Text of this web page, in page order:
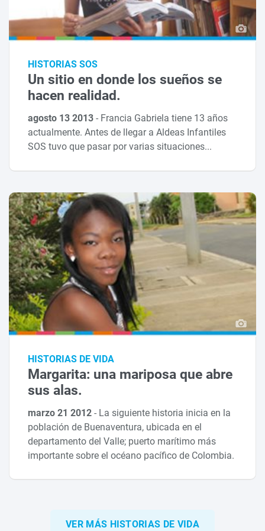
HISTORIAS SOS
Un sitio en donde los sueños se
hacen realidad.
agosto 13 2013- Francia Gabriela tiene 13 años
actualmente. Antes de llegar a Aldeas Infantiles
SOS tuvo que pasar por varias situaciones...
HISTORIAS DE VIDA
Margarita: una mariposa que abre
sus alas.
marzo 21 2012- La siguiente historia inicia en la
población de Buenaventura, ubicada en el
departamento del Valle; puerto marítimo más
importante sobre el océano pacífico de Colombia.
VER MÁS HISTORIAS DE VIDA